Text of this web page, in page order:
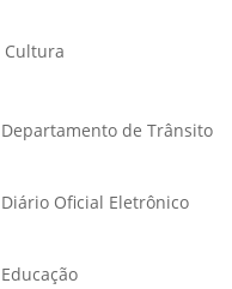
Cultura
Departamento de Trânsito
Diário Oficial Eletrônico
Educação